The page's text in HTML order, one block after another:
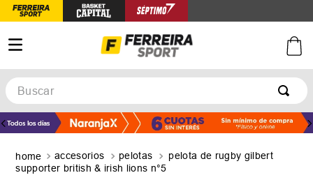
Buscar
TÉRMINOS MÁS BUSCADOS
2.
basquet
accesorios pelotas
pelota de rugby gilbert
supporter british & irish lions n°5